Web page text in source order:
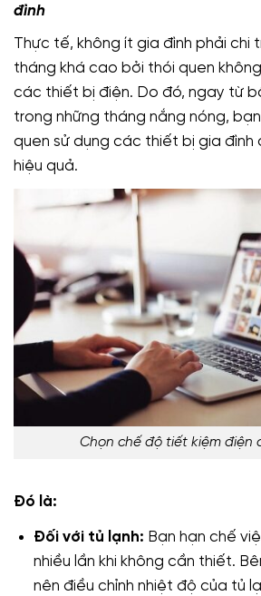
đình
Thực tế, không ít gia đình phải chi
tháng khá cao bởi thói quen
các thiết bị điện. Do đó, ngay từ
trong những tháng nắng nóng,
quen sử dụng các thiết bị gia đình
hiệu quả.
Chọn chế độ tiết kiệm điện
Đó là:
Đối với tủ lạnh: Bạn hạn chế
nhiều lần khi không cần thiết.
nên điều chỉnh nhiệt độ của tủ